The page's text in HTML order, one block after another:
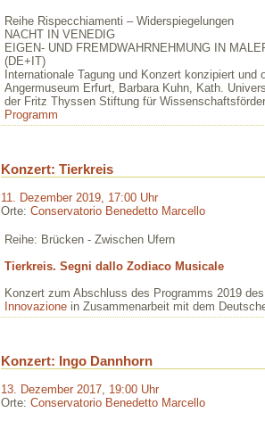
Reihe Rispecchiamenti – Widerspiegelungen
NACHT IN VENEDIG
EIGEN- UND FREMDWAHRNEHMUNG IN
(DE+IT)
Internationale Tagung und Konzert konzipiert
Angermuseum Erfurt, Barbara Kuhn, Kath.
der Fritz Thyssen Stiftung für
Programm
Konzert: Tierkreis
11. Dezember 2019, 17:00 Uhr
Orte: Conservatorio Benedetto Marcello
Reihe: Brücken - Zwischen Ufern
Tierkreis. Segni dallo Zodiaco Musicale
Konzert zum Abschluss des Programms 2019
Innovazione in Zusammenarbeit mit dem
Konzert: Ingo Dannhorn
13. Dezember 2017, 19:00 Uhr
Orte: Conservatorio Benedetto Marcello